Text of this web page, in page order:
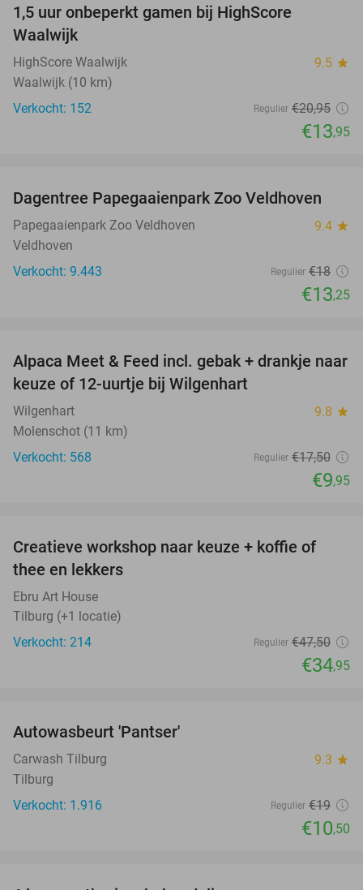
1,5 uur onbeperkt gamen bij HighScore
Waalwijk
HighScore Waalwijk 9.5 star
Waalwijk (10 km)
Verkocht: 152
Regulier €20,95
€13,95
26%
Dagentree Papegaaienpark Zoo Veldhoven
Papegaaienpark Zoo Veldhoven 9.4 star
Veldhoven
Verkocht: 9.443
Regulier €18
€13,25
43%
Alpaca Meet & Feed incl. gebak + drankje naar
keuze of 12-uurtje bij Wilgenhart
Wilgenhart 9.8 star
Molenschot (11 km)
Verkocht: 568
Regulier €17,50
€9,95
26%
Creatieve workshop naar keuze + koffie of
thee en lekkers
Ebru Art House
Tilburg (+1 locatie)
Verkocht: 214
Regulier €47,50
€34,95
Autowasbeurt 'Pantser'
Carwash Tilburg 9.3 star
Tilburg
Verkocht: 1.916
Regulier €19
€10,50